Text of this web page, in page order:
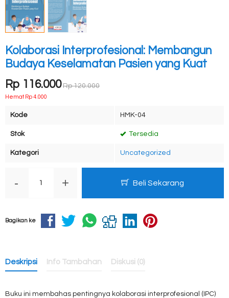
Kolaborasi Interprofesional: Membangun
Budaya Keselamatan Pasien yang Kuat
Rp 116.000 Rp 120.000
Hemat Rp 4.000
Kode HMK-04
Stok Tersedia
Kategori Uncategorized
- + Beli Sekarang
Bagikan ke
Deskripsi Info Tambahan Diskusi (0)
Buku ini membahas pentingnya kolaborasi interprofesional (IPC)